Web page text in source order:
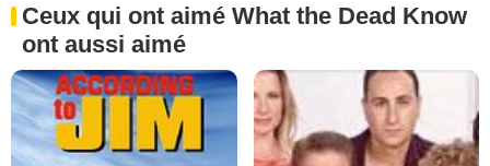
Ceux qui ont aimé What the Dead Know
ont aussi aimé